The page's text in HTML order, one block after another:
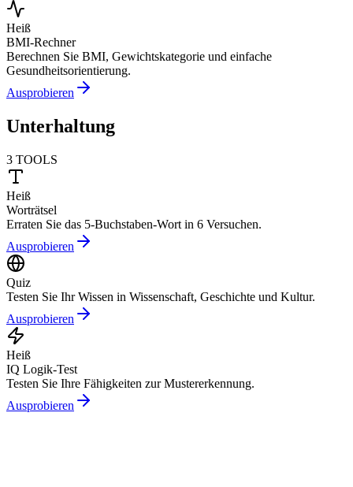
Heiß
BMI-Rechner
Berechnen Sie BMI, Gewichtskategorie und einfache
Gesundheitsorientierung.
Ausprobieren
Unterhaltung
3 TOOLS
Heiß
Worträtsel
Erraten Sie das 5-Buchstaben-Wort in 6 Versuchen.
Ausprobieren
Quiz
Testen Sie Ihr Wissen in Wissenschaft, Geschichte und Kultur.
Ausprobieren
Heiß
IQ Logik-Test
Testen Sie Ihre Fähigkeiten zur Mustererkennung.
Ausprobieren